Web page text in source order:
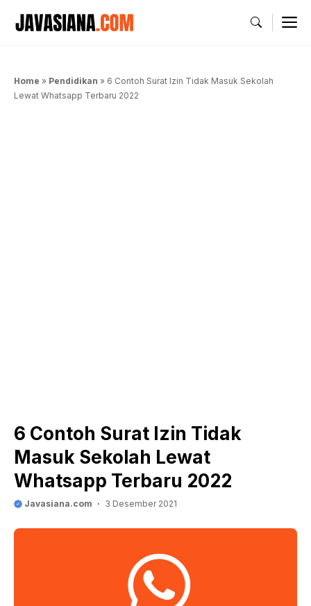
Home » Pendidikan » 6 Contoh Surat Izin Tidak Masuk Sekolah
Lewat Whatsapp Terbaru 2022
6 Contoh Surat Izin Tidak
Masuk Sekolah Lewat
Whatsapp Terbaru 2022
Javasiana.com 3 Desember 2021